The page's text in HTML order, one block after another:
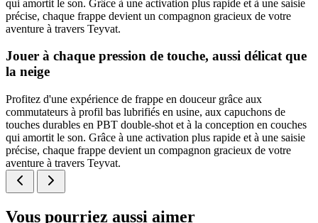
qui amortit le son. Grâce à une activation plus rapide et à une saisie
précise, chaque frappe devient un compagnon gracieux de votre
aventure à travers Teyvat.
Jouer à chaque pression de touche, aussi délicat que
la neige
Profitez d'une expérience de frappe en douceur grâce aux
commutateurs à profil bas lubrifiés en usine, aux capuchons de
touches durables en PBT double-shot et à la conception en couches
qui amortit le son. Grâce à une activation plus rapide et à une saisie
précise, chaque frappe devient un compagnon gracieux de votre
aventure à travers Teyvat.
Vous pourriez aussi aimer